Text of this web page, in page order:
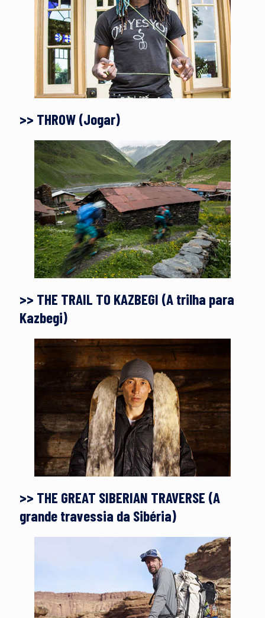
>> THROW (Jogar)
>> THE TRAIL TO KAZBEGI (A trilha para
Kazbegi)
>> THE GREAT SIBERIAN TRAVERSE (A
grande travessia da Sibéria)